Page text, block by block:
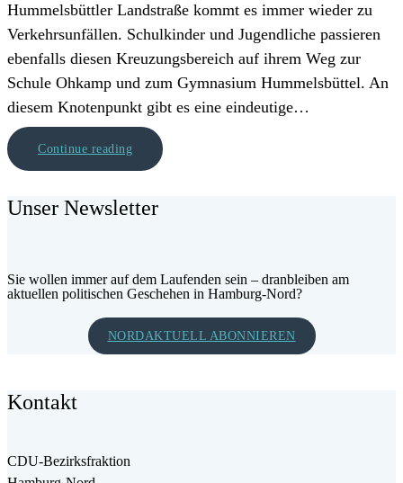
Hummelsbüttler Landstraße kommt es immer wieder zu
Verkehrsunfällen. Schulkinder und Jugendliche passieren
ebenfalls diesen Kreuzungsbereich auf ihrem Weg zur
Schule Ohkamp und zum Gymnasium Hummelsbüttel. An
diesem Knotenpunkt gibt es eine eindeutige…
Continue reading
Unser Newsletter
Sie wollen immer auf dem Laufenden sein – dranbleiben am
aktuellen politischen Geschehen in Hamburg-Nord?
NORDAKTUELL ABONNIEREN
Kontakt
CDU-Bezirksfraktion